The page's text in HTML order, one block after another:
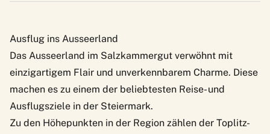
Ausflug ins Ausseerland
Das Ausseerland im Salzkammergut verwöhnt mit
einzigartigem Flair und unverkennbarem Charme. Diese
machen es zu einem der beliebtesten Reise- und
Ausflugsziele in der Steiermark.
Zu den Höhepunkten in der Region zählen der Toplitz-